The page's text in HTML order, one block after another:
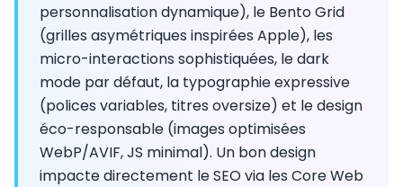
personnalisation dynamique), le Bento Grid
(grilles asymétriques inspirées Apple), les
micro-interactions sophistiquées, le dark
mode par défaut, la typographie expressive
(polices variables, titres oversize) et le design
éco-responsable (images optimisées
WebP/AVIF, JS minimal). Un bon design
impacte directement le SEO via les Core Web